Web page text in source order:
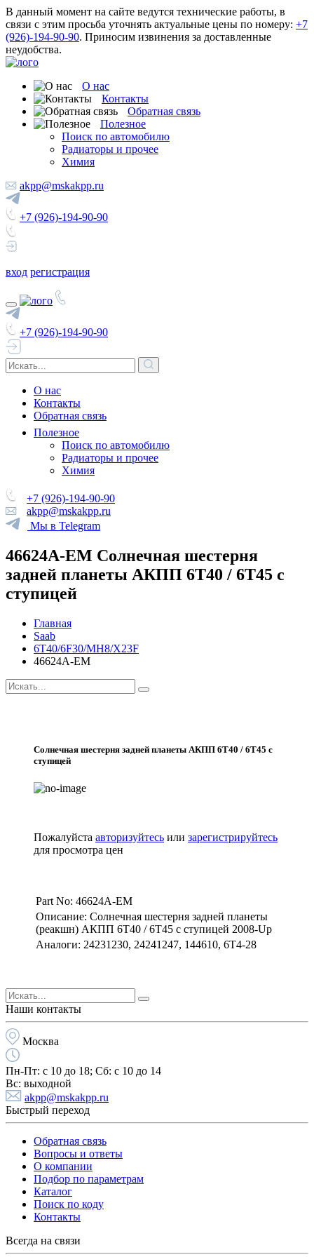
В данный момент на сайте ведутся технические работы, в
связи с этим просьба уточнять актуальные цены по номеру: +7
(926)-194-90-90. Приносим извинения за доставленные
неудобства.
О нас
Контакты
Обратная связь
Полезное
Поиск по автомобилю
Радиаторы и прочее
Химия
akpp@mskakpp.ru
+7 (926)-194-90-90
вход регистрация
+7 (926)-194-90-90
О нас
Контакты
Обратная связь
Полезное
Поиск по автомобилю
Радиаторы и прочее
Химия
+7 (926)-194-90-90
akpp@mskakpp.ru
Мы в Telegram
46624A-EM Солнечная шестерня
задней планеты АКПП 6Т40 / 6Т45 с
ступицей
Главная
Saab
6T40/6F30/MH8/X23F
46624A-EM
Солнечная шестерня задней планеты АКПП 6Т40 / 6Т45 с
ступицей
Пожалуйста авторизуйтесь или зарегистрируйтесь
для просмотра цен
Part No: 46624A-EM
Описание: Солнечная шестерня задней планеты
(реакшн) АКПП 6Т40 / 6Т45 с ступицей 2008-Up
Аналоги: 24231230, 24241247, 144610, 6T4-28
Наши контакты
Москва
Пн-Пт: с 10 до 18; Cб: с 10 до 14
Вс: выходной
akpp@mskakpp.ru
Быстрый переход
Обратная связь
Вопросы и ответы
О компании
Подбор по параметрам
Каталог
Поиск по коду
Контакты
Всегда на связи